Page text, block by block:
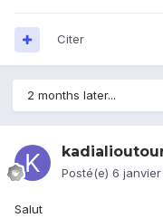
Citer
2 months later...
Posté(e) 6 janvier
Salut